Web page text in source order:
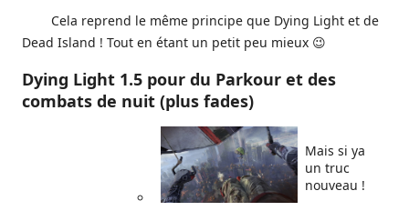
Cela reprend le même principe que Dying Light et de
Dead Island ! Tout en étant un petit peu mieux 😉
Dying Light 1.5 pour du Parkour et des
combats de nuit (plus fades)
Mais si ya
un truc
nouveau !